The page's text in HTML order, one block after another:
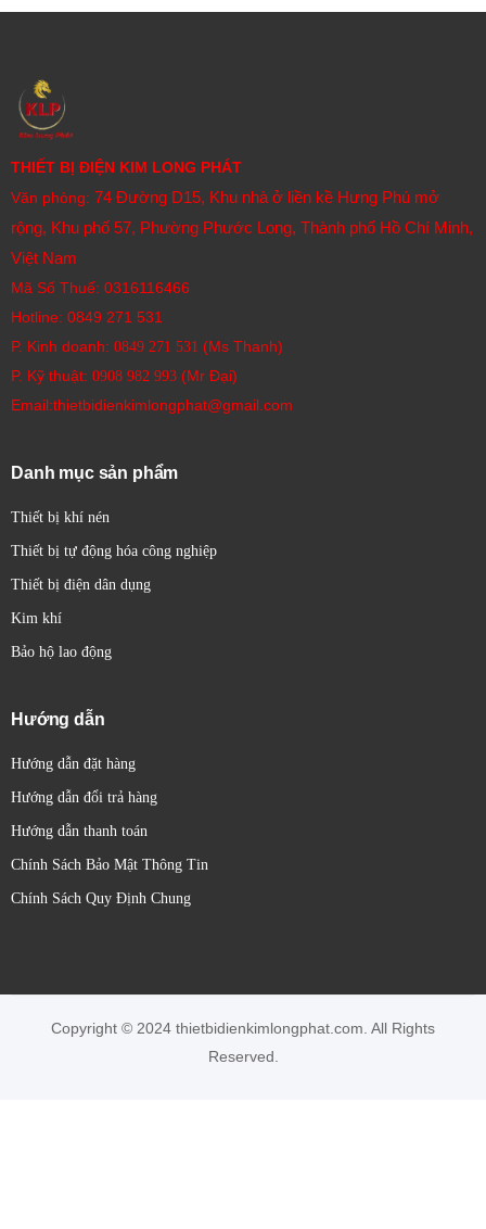
THIẾT BỊ ĐIỆN KIM LONG PHÁT
Văn phòng: 74 Đường D15, Khu nhà ở liền kề Hưng Phú mở
rộng, Khu phố 57, Phường Phước Long, Thành phố Hồ Chí Minh,
Việt Nam
Mã Số Thuế: 0316116466
Hotline: 0849 271 531
P. Kinh doanh: 0849 271 531 (Ms Thanh)
P. Kỹ thuật: 0908 982 993​ (Mr Đại)
Email:thietbidienkimlongphat@gmail.com
Danh mục sản phẩm
Thiết bị khí nén
Thiết bị tự động hóa công nghiệp
Thiết bị điện dân dụng
Kim khí
Bảo hộ lao động
Hướng dẫn
Hướng dẫn đặt hàng
Hướng dẫn đổi trả hàng
Hướng dẫn thanh toán
Chính Sách Bảo Mật Thông Tin
Chính Sách Quy Định Chung
Copyright © 2024 thietbidienkimlongphat.com. All Rights
Reserved.